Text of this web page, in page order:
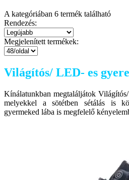
A kategóriában 6 termék található
Rendezés:
Megjelenített termékek:
Világítós/ LED- es
Kínálatunkban megtaláljátok
melyekkel a sötétben sétálás is
gyermeked lába is megfelelő